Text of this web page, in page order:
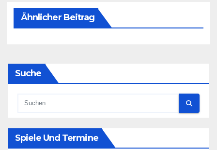
Ähnlicher Beitrag
Suche
Spiele Und Termine